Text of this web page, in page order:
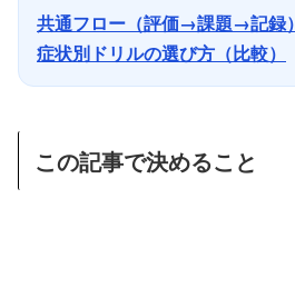
共通フロー（評価→課題→記録）
症状別ドリルの選び方（比較）
この記事で決めること